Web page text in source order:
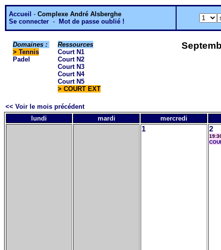
Accueil - Complexe André Alsberghe
Se connecter - Mot de passe oublié !
Domaines :
> Tennis
Padel
Ressources
Court N1
Court N2
Court N3
Court N4
Court N5
> COURT EXT
<< Voir le mois précédent
lundi
mardi mercredi
1 2